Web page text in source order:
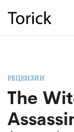
РЕЦЕНЗИИ
The